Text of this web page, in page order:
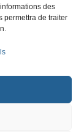
des
permettra de traiter